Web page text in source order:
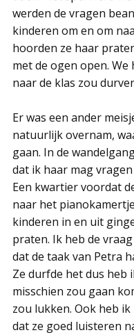
werden de vragen
kinderen om en om
hoorden ze haar
met de ogen open.
naar de klas zou
Er was een ander
natuurlijk overnam,
gaan. In de
dat ik haar mag
Een kwartier voordat
naar het
kinderen in en uit
praten. Ik heb de
dat de taak van Petra
Ze durfde het dus heb
misschien zou gaan
zou lukken. Ook heb
dat ze goed luisteren